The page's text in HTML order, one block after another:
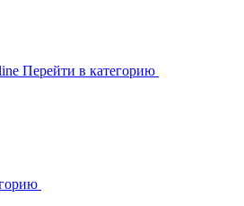
Перейти в категорию